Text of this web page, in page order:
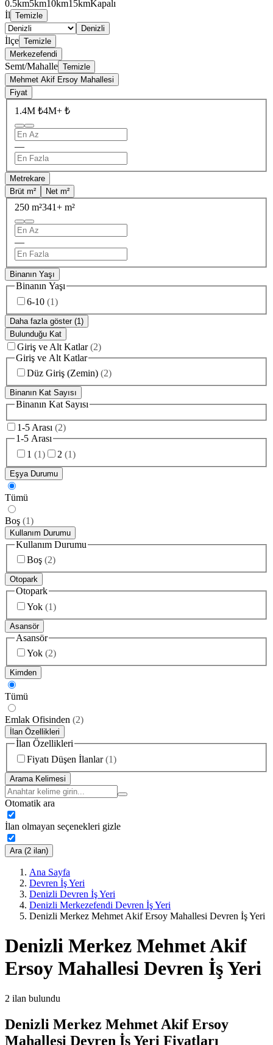
0.5km5km10km15kmKapalı
İl Temizle
Denizli
İlçe Temizle
Merkezefendi
Semt/Mahalle Temizle
Mehmet Akif Ersoy Mahallesi
Fiyat
1.4M ₺4M+ ₺
—
Metrekare
Brüt m²
Net m²
250 m²341+ m²
—
Binanın Yaşı
Binanın Yaşı
6-10 (1)
Daha fazla göster (1)
Bulunduğu Kat
Giriş ve Alt Katlar (2)
Giriş ve Alt Katlar
Düz Giriş (Zemin) (2)
Binanın Kat Sayısı
Binanın Kat Sayısı
1-5 Arası (2)
1-5 Arası
1 (1) 2 (1)
Eşya Durumu
Tümü
Boş (1)
Kullanım Durumu
Kullanım Durumu
Boş (2)
Otopark
Otopark
Yok (1)
Asansör
Asansör
Yok (2)
Kimden
Tümü
Emlak Ofisinden (2)
İlan Özellikleri
İlan Özellikleri
Fiyatı Düşen İlanlar (1)
Arama Kelimesi
Otomatik ara
İlan olmayan seçenekleri gizle
Ara (2 ilan)
Ana Sayfa
Devren İş Yeri
Denizli Devren İş Yeri
Denizli Merkezefendi Devren İş Yeri
Denizli Merkez Mehmet Akif Ersoy Mahallesi Devren İş Yeri
Denizli Merkez Mehmet Akif
Ersoy Mahallesi Devren İş Yeri
2 ilan bulundu
Denizli Merkez Mehmet Akif Ersoy
Mahallesi Devren İş Yeri Fiyatları